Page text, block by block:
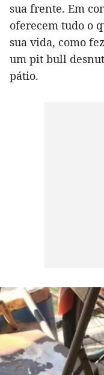
sua frente. Em
oferecem tudo o
sua vida, como
um pit bull
pátio.